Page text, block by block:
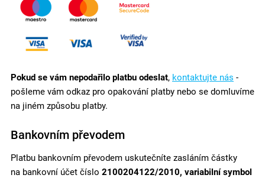
Pokud se vám nepodařilo platbu odeslat, kontaktujte nás -
pošleme vám odkaz pro opakování platby nebo se domluvíme
na jiném způsobu platby.
Bankovním převodem
Platbu bankovním převodem uskutečníte zasláním částky
na bankovní účet číslo 2100204122/2010, variabilní symbol